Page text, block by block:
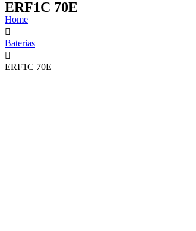
ERF1C 70E
Home
Baterias
ERF1C 70E